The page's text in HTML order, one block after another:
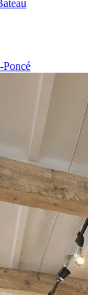
Poncé